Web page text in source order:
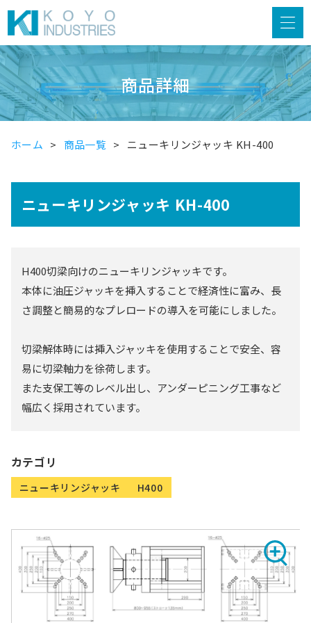
商品詳細
ホーム 商品一覧 ニューキリンジャッキ KH-400
ニューキリンジャッキ KH-400
H400切梁向けのニューキリンジャッキです。
本体に油圧ジャッキを挿入することで経済性に富み、長
さ調整と簡易的なプレロードの導入を可能にしました。
切梁解体時には挿入ジャッキを使用することで安全、容
易に切梁軸力を徐荷します。
また支保工等のレベル出し、アンダーピニング工事など
幅広く採用されています。
カテゴリ
ニューキリンジャッキ H400